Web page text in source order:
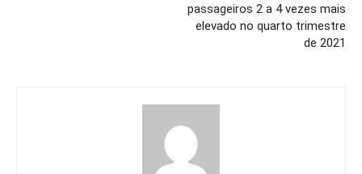
passageiros 2 a 4 vezes mais
elevado no quarto trimestre
de 2021